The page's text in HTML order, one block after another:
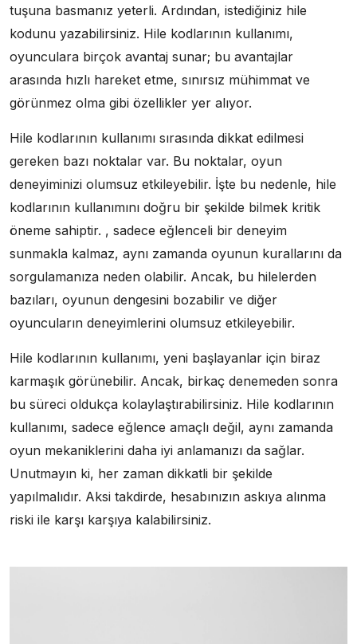
tuşuna basmanız yeterli. Ardından, istediğiniz hile
kodunu yazabilirsiniz. Hile kodlarının kullanımı,
oyunculara birçok avantaj sunar; bu avantajlar
arasında hızlı hareket etme, sınırsız mühimmat ve
görünmez olma gibi özellikler yer alıyor.
Hile kodlarının kullanımı sırasında dikkat edilmesi
gereken bazı noktalar var. Bu noktalar, oyun
deneyiminizi olumsuz etkileyebilir. İşte bu nedenle, hile
kodlarının kullanımını doğru bir şekilde bilmek kritik
öneme sahiptir. , sadece eğlenceli bir deneyim
sunmakla kalmaz, aynı zamanda oyunun kurallarını da
sorgulamanıza neden olabilir. Ancak, bu hilelerden
bazıları, oyunun dengesini bozabilir ve diğer
oyuncuların deneyimlerini olumsuz etkileyebilir.
Hile kodlarının kullanımı, yeni başlayanlar için biraz
karmaşık görünebilir. Ancak, birkaç denemeden sonra
bu süreci oldukça kolaylaştırabilirsiniz. Hile kodlarının
kullanımı, sadece eğlence amaçlı değil, aynı zamanda
oyun mekaniklerini daha iyi anlamanızı da sağlar.
Unutmayın ki, her zaman dikkatli bir şekilde
yapılmalıdır. Aksi takdirde, hesabınızın askıya alınma
riski ile karşı karşıya kalabilirsiniz.